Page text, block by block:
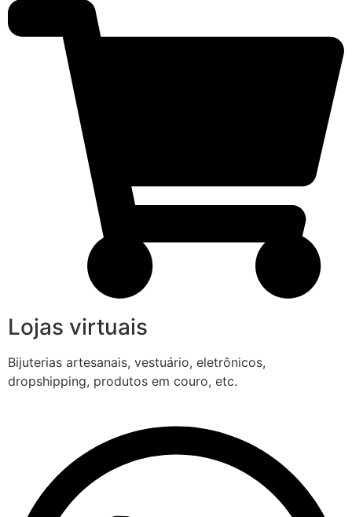
Lojas virtuais
Bijuterias artesanais, vestuário, eletrônicos,
dropshipping, produtos em couro, etc.